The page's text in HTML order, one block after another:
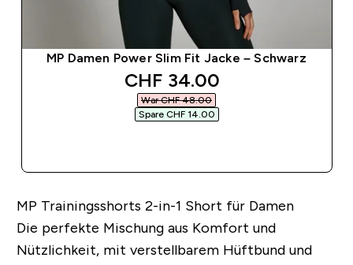
MP Damen Power Slim Fit Jacke – Schwarz
discounted price
CHF 34.00‎
War CHF 48.00‎
Spare CHF 14.00‎
MP Trainingsshorts 2-in-1 Short für Damen
Die perfekte Mischung aus Komfort und
Nützlichkeit, mit verstellbarem Hüftbund und